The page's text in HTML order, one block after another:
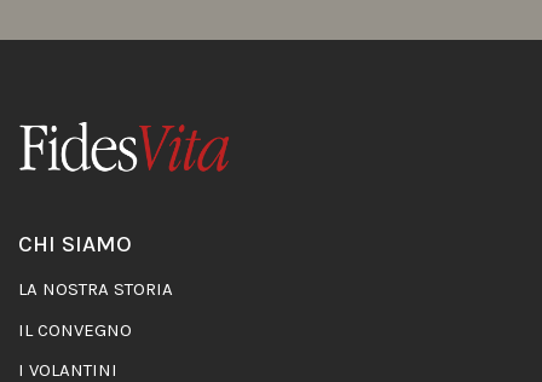
CHI SIAMO
LA NOSTRA STORIA
IL CONVEGNO
I VOLANTINI